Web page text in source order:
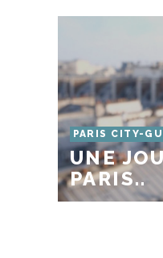
PARIS CITY-
UNE
PARIS..